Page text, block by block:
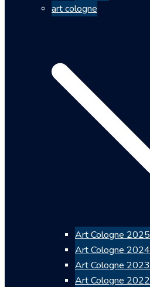
art cologne
Art Cologne 2025
Art Cologne 2024
Art Cologne 2023
Art Cologne 2022